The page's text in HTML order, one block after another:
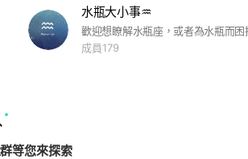
水瓶大小事♒️
成員179
等您來探索